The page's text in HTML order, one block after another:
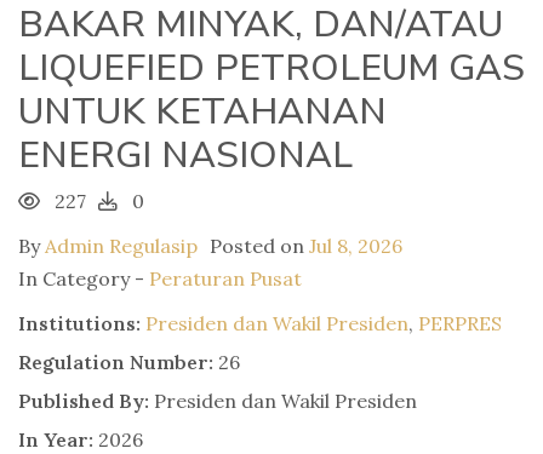
BAKAR MINYAK, DAN/ATAU
LIQUEFIED PETROLEUM GAS
UNTUK KETAHANAN
ENERGI NASIONAL
227
0
ByAdmin Regulasip Posted on Jul 8, 2026
In Category - Peraturan Pusat
Institutions: Presiden dan Wakil Presiden, PERPRES
Regulation Number: 26
Published By: Presiden dan Wakil Presiden
In Year: 2026